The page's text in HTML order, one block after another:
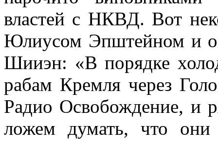
властей с НКВД. Вот
Юлиусом Эпштейном и
Шииэн: «В порядке
рабам Кремля через
Радио Освобождение, и
ложем думать, что